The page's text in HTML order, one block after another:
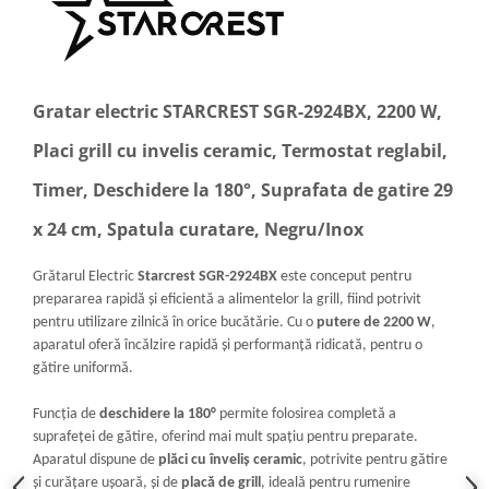
Gratar electric STARCREST SGR-2924BX, 2200 W,
Placi grill cu invelis ceramic, Termostat reglabil,
Timer, Deschidere la 180°, Suprafata de gatire 29
x 24 cm, Spatula curatare, Negru/Inox
Grătarul Electric Starcrest SGR-2924BX este conceput pentru
prepararea rapidă și eficientă a alimentelor la grill, fiind potrivit
pentru utilizare zilnică în orice bucătărie. Cu o putere de 2200 W,
aparatul oferă încălzire rapidă și performanță ridicată, pentru o
gătire uniformă.
Funcția de deschidere la 180° permite folosirea completă a
suprafeței de gătire, oferind mai mult spațiu pentru preparate.
Aparatul dispune de plăci cu înveliș ceramic, potrivite pentru gătire
și curățare ușoară, și de placă de grill , ideală pentru rumenire